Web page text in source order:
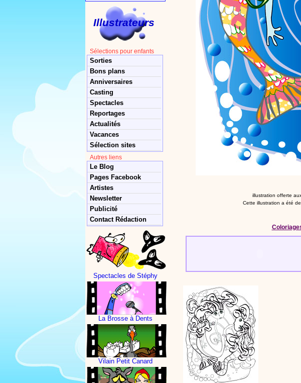
Illustrateurs
Sélections pour enfants
Sorties
Bons plans
Anniversaires
Casting
Spectacles
Reportages
Actualités
Vacances
Sélection sites
Autres liens
Le Blog
Pages Facebook
Artistes
Newsletter
Publicité
Contact Rédaction
Spectacles de Stéphy
La Brosse à Dents
Vilain Petit Canard
illustration offerte
Cette illustration a été